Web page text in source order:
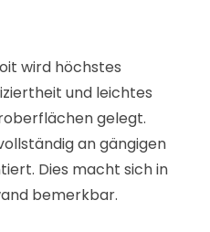
wird höchstes
und leichtes
gelegt.
an gängigen
Dies macht sich in
bemerkbar.